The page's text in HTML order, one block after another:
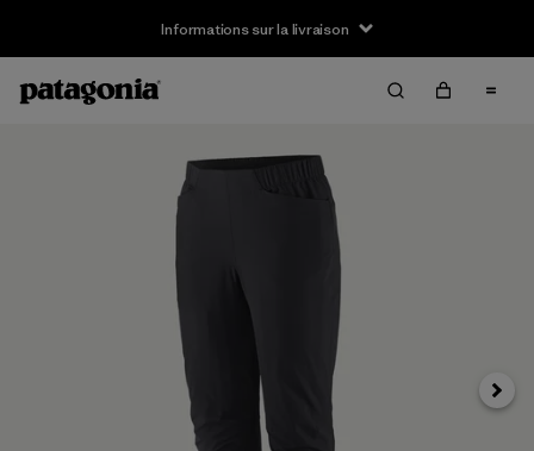
Informations sur la livraison